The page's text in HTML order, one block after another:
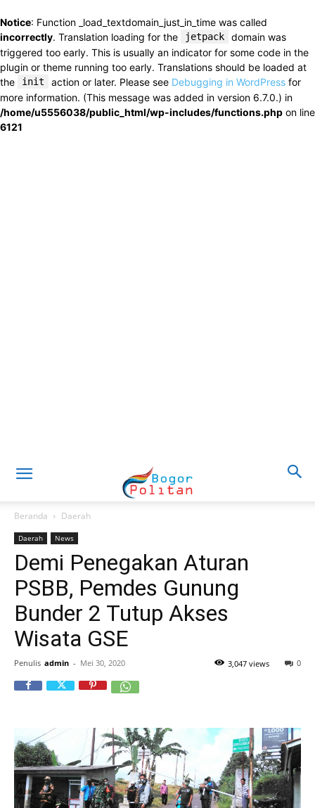
Notice: Function _load_textdomain_just_in_time was called
incorrectly. Translation loading for the jetpack
domain was
triggered too early. This is usually an indicator for some code in the
plugin or theme running too early. Translations should be loaded at
the
init action or later. Please see Debugging in WordPress for
more information. (This message was added in version 6.7.0.) in
/home/u5556038/public_html/wp-includes/functions.php on line
6121
Beranda Daerah
Daerah News
Demi Penegakan Aturan
PSBB, Pemdes Gunung
Bunder 2 Tutup Akses
Wisata GSE
Penulis admin - Mei 30, 2020 0
3,047 views